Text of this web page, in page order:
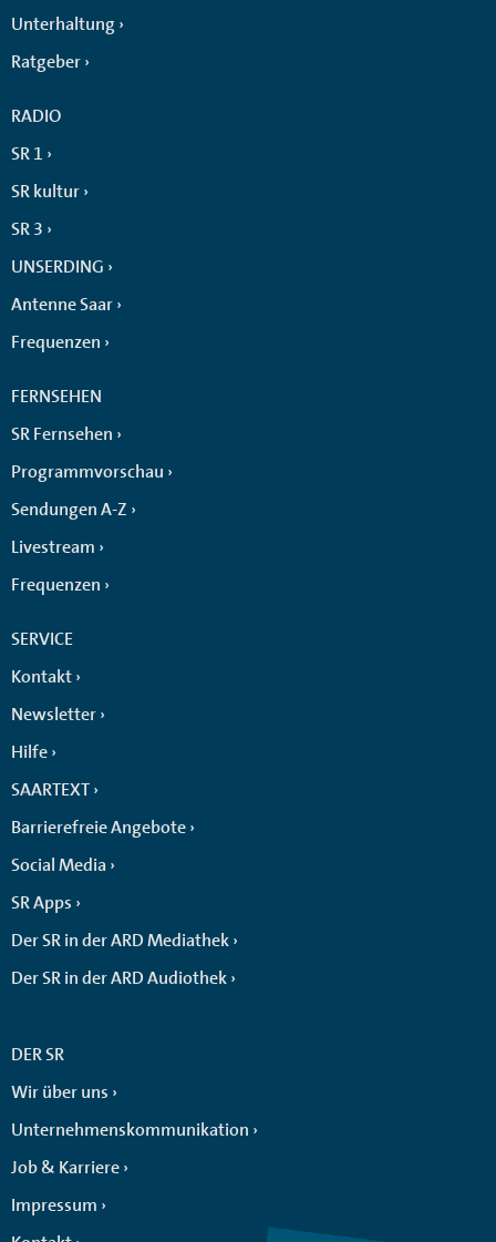
Unterhaltung
Ratgeber
RADIO
SR 1
SR kultur
SR 3
UNSERDING
Antenne Saar
Frequenzen
FERNSEHEN
SR Fernsehen
Programmvorschau
Sendungen A-Z
Livestream
Frequenzen
SERVICE
Kontakt
Newsletter
Hilfe
SAARTEXT
Barrierefreie Angebote
Social Media
SR Apps
Der SR in der ARD Mediathek
Der SR in der ARD Audiothek
DER SR
Wir über uns
Unternehmenskommunikation
Job & Karriere
Impressum